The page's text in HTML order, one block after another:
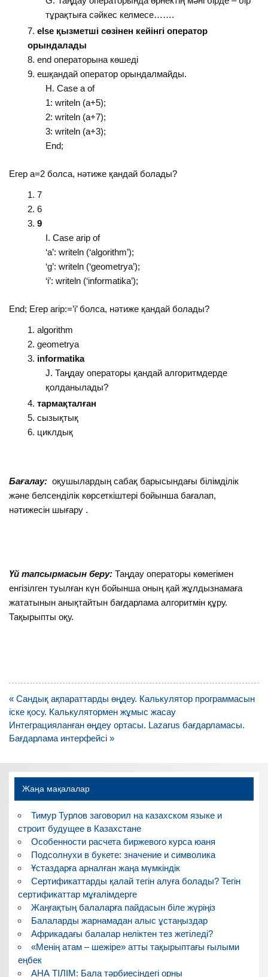
тұрақтыға сәйкес келмесе…….
else қызметші сөзінен кейінгі оператор
орындалады
end операторына көшеді
ешқандай оператор орындалмайды.
Case a of
1: writeln (a+5);
2: writeln (a+7);
3: writeln (a+3);
End;
Егер а=2 болса, нәтиже қандай болады?
7
6
9
Case arip of
‘a’: writeln (‘algorithm’);
‘g’: writeln (‘geometrya’);
‘i’: writeln (‘informatika’);
End; Егер аrip:=’i’ болса, нәтиже қандай болады?
аlgorithm
geometrya
informatika
Таңдау операторы қандай алгоритмдерде
қолданылады?
тармақталған
сызықтық
циклдық
Бағалау: оқушылардың сабақ барысындағы білімділік
және белсенділік көрсеткіштері бойынша бағалап,
нәтижесін шығару .
Үй тапсырмасын беру: Таңдау операторы көмегімен
енгізілген туылған күн бойынша оның қай жұлдызнамаға
жататынын анықтайтын бағдарлама алгоритмін құру.
Тақырыпты оқу.
Навигация
по
записям
« Сандық ақпараттарды өңдеу. Калькулятор программасын
іске қосу. Калькулятормен жұмыс жасау
Интеграцияланған өңдеу ортасы. Lazarus бағдарламасы.
Бағдарлама интерфейсі »
Жаңа мақалалар
Тимур Турлов заговорил на казахском языке и
строит будущее в Казахстане
Особенности расчета биржевого курса юаня
Подсолнухи в букете: значение и символика
Ұстаздарға арналған жаңа мүмкіндік
Сертификаттарды қалай тегін алуға болады? Тегін
сертификаттар мұғалімдерге
Жаңғақтың балаларға пайдасын біле жүріңіз
Балаларды жарнамадан алыс ұстаңыздар
Африкадағы балалар неліктен тез жетіледі?
«Менің атам – шежіре» атты тақырыптағы ғылыми
еңбек
АНА ТІЛІМ: Бала тәрбиесіндегі орны